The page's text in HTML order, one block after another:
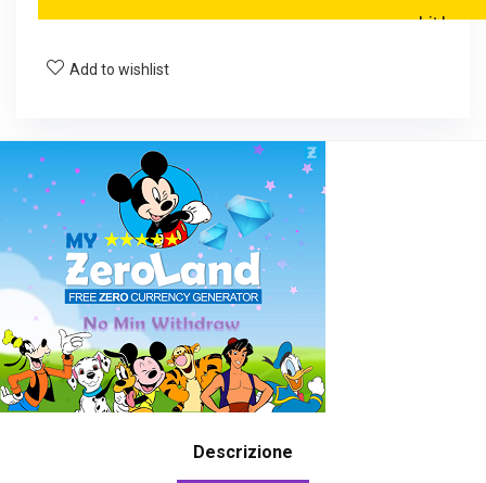
Add to wishlist
Descrizione